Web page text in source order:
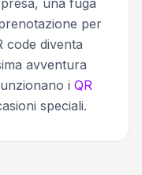
per
code diventa
avventura
i QR
speciali.